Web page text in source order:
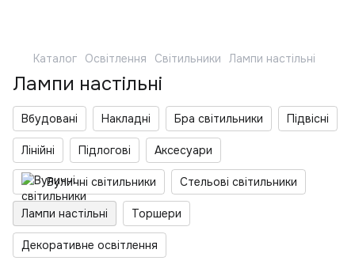
Каталог Освітлення Світильники Лампи настільні
Лампи настільні
Вбудовані Накладні Бра світильники Підвісні
Лінійні Підлогові Аксесуари
Вуличні світильники Стельові світильники
Лампи настільні Торшери
Декоративне освітлення